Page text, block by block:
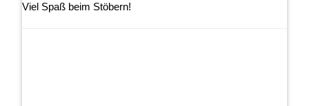
Viel Spaß beim Stöbern!